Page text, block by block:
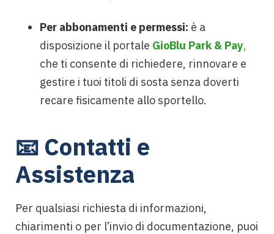
Per abbonamenti e permessi: è a
disposizione il portale GioBlu Park & Pay,
che ti consente di richiedere, rinnovare e
gestire i tuoi titoli di sosta senza doverti
recare fisicamente allo sportello.
📧 Contatti e
Assistenza
Per qualsiasi richiesta di informazioni,
chiarimenti o per l’invio di documentazione, puoi